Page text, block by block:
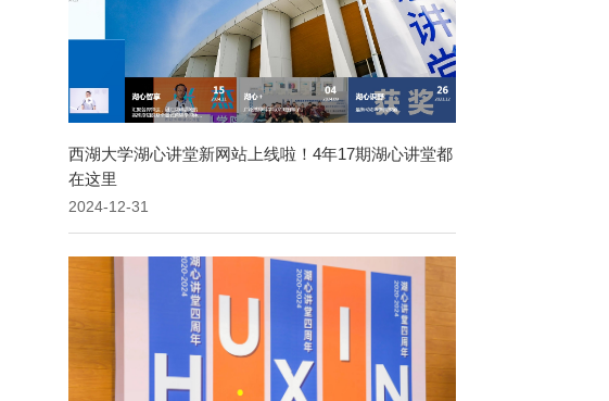
西湖大学湖心讲堂新网站上线啦！4年17期湖心讲堂都
在这里
2024-12-31